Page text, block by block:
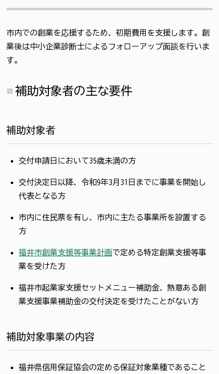
市内での創業を応援するため、初期費用を支援します。創
業後は中小企業診断士によるフォローアップ面談を行いま
す。
補助対象者の主な要件
補助対象者
交付申請日において35歳未満の方
交付決定日以降、令和9年3月31日までに事業を開始し
代表となる方
市内に住民票を有し、市内に主たる事業所を設置する
方
福井市創業支援等事業計画で定める特定創業支援等事
業を受けた方
福井市起業家支援セットメニュー補助金、熱意ある創
業支援事業補助金の交付決定を受けたことがない方
補助対象事業の内容
福井県信用保証協会の定める保証対象業種であること